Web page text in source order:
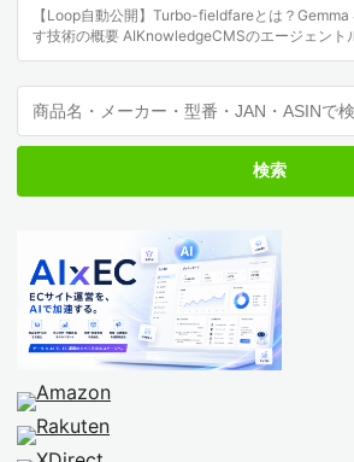
【Loop自動公開】Turbo-fieldfareとは？
す技術の概要 AIKnowledgeCMSのエージェン
証→公開…
検索